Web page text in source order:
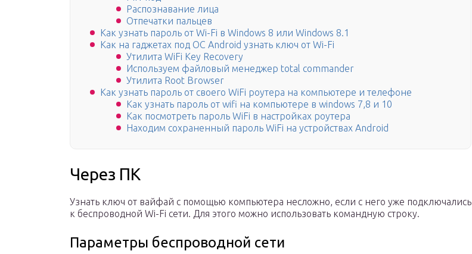
Распознавание лица
Отпечатки пальцев
Как узнать пароль от Wi-Fi в Windows 8 или Windows 8.1
Как на гаджетах под ОС Android узнать ключ от Wi-Fi
Утилита WiFi Key Recovery
Используем файловый менеджер total commander
Утилита Root Browser
Как узнать пароль от своего WiFi роутера на компьютере и телефоне
Как узнать пароль от wifi на компьютере в windows 7,8 и 10
Как посмотреть пароль WiFi в настройках роутера
Находим сохраненный пароль WiFi на устройствах Android
Через ПК
Узнать ключ от вайфай с помощью компьютера несложно, если с него уже подключались
к беспроводной Wi-Fi сети. Для этого можно использовать командную строку.
Параметры беспроводной сети